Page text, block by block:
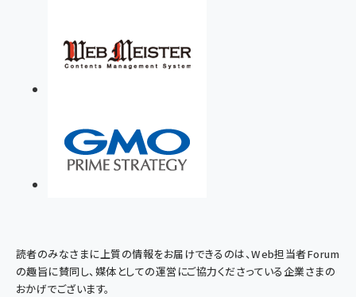
読者のみなさまに上質の情報をお届けできるのは、Web担当者Forum
の趣旨に賛同し、媒体としての運営にご協力くださっている企業さまの
おかげでございます。